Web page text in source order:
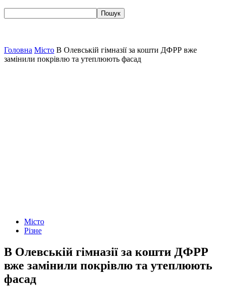
Головна Місто В Олевській гімназії за кошти ДФРР вже
замінили покрівлю та утеплюють фасад
Місто
Різне
В Олевській гімназії за кошти ДФРР
вже замінили покрівлю та утеплюють
фасад